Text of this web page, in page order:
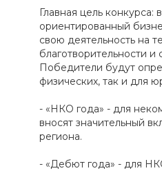
Главная цель
ориентированный
свою деятельность на
благотворительности и
Победители будут
физических, так и для
- «НКО года» - для
вносят значительный
региона.
- «Дебют года» - для